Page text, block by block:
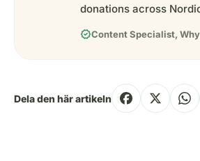
donations across
verifiedContent Specialist,
Dela den här artikeln